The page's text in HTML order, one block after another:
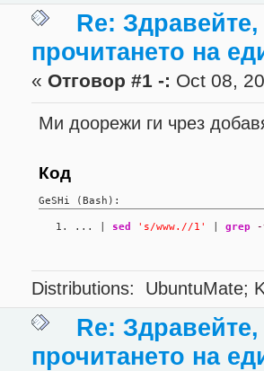
Re:
прочитането на
« Отговор #1 -: Oct 08,
Ми доорежи ги чрез
Код
GeSHi (Bash):
... | sed 's/www.//1' | grep -
Distributions: UbuntuMate;
Re:
прочитането на